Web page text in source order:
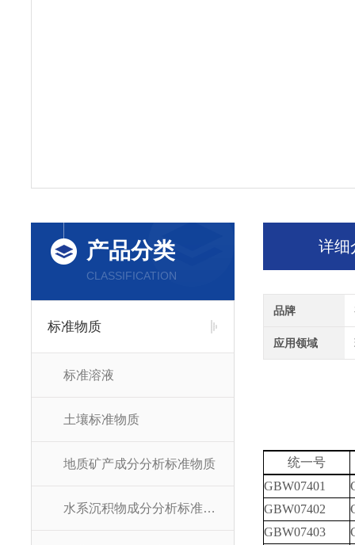
产品分类
CLASSIFICATION
标准物质
标准溶液
土壤标准物质
地质矿产成分分析标准物质
水系沉积物成分分析标准物质
详细
品牌
应用领域
统一号
GBW07401
GBW07402
GBW07403